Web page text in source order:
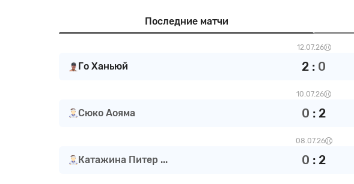
Последние матчи
12.07.26
Го Ханьюй 2 : 0
10.07.26
Сюко Аояма 0 : 2
08.07.26
Катажина Питер ... 0 : 2